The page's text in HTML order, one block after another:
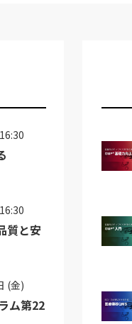
質と安
(金)
ム第22